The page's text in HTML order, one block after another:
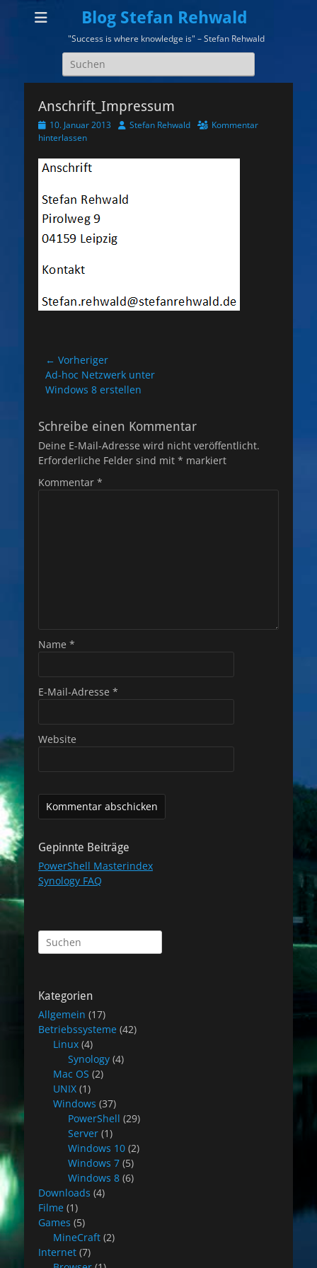
Blog Stefan Rehwald
"Success is where knowledge is" – Stefan Rehwald
Suchen
nach:
Anschrift_Impressum
Veröffentlicht
am
10. Januar 2013 AutorStefan Rehwald
Kommentar
hinterlassen
Beitragsnavigation
← Vorheriger
Vorheriger
Beitrag:
Ad-hoc Netzwerk unter
Windows 8 erstellen
Schreibe einen Kommentar
Deine E-Mail-Adresse wird nicht veröffentlicht.
Erforderliche Felder sind mit * markiert
Kommentar *
Name *
E-Mail-Adresse *
Website
Gepinnte Beiträge
PowerShell Masterindex
Synology FAQ
Suchen
nach:
Kategorien
Allgemein (17)
Betriebssysteme (42)
Linux (4)
Synology (4)
Mac OS (2)
UNIX (1)
Windows (37)
PowerShell (29)
Server (1)
Windows 10 (2)
Windows 7 (5)
Windows 8 (6)
Downloads (4)
Filme (1)
Games (5)
MineCraft (2)
Internet (7)